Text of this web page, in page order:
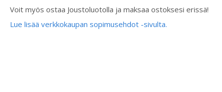
Voit myös ostaa Joustoluotolla ja maksaa ostoksesi erissä!
Lue lisää verkkokaupan sopimusehdot -sivulta.